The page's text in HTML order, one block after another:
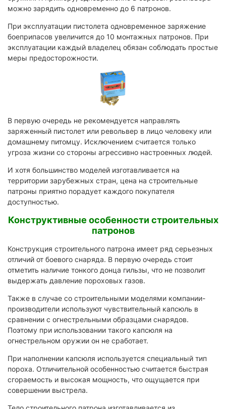
можно зарядить одновременно до 6 патронов.
При эксплуатации пистолета одновременное заряжение
боеприпасов увеличится до 10 монтажных патронов. При
эксплуатации каждый владелец обязан соблюдать простые
меры предосторожности.
В первую очередь не рекомендуется направлять
заряженный пистолет или револьвер в лицо человеку или
домашнему питомцу. Исключением считается только
угроза жизни со стороны агрессивно настроенных людей.
И хотя большинство моделей изготавливается на
территории зарубежных стран, цена на строительные
патроны приятно порадует каждого покупателя
доступностью.
Конструктивные особенности строительных
патронов
Конструкция строительного патрона имеет ряд серьезных
отличий от боевого снаряда. В первую очередь стоит
отметить наличие тонкого донца гильзы, что не позволит
выдержать давление пороховых газов.
Также в случае со строительными моделями компании-
производители используют чувствительный капсюль в
сравнении с огнестрельными образцами снарядов.
Поэтому при использовании такого капсюля на
огнестрельном оружии он не сработает.
При наполнении капсюля используется специальный тип
пороха. Отличительной особенностью считается быстрая
сгораемость и высокая мощность, что ощущается при
совершении выстрела.